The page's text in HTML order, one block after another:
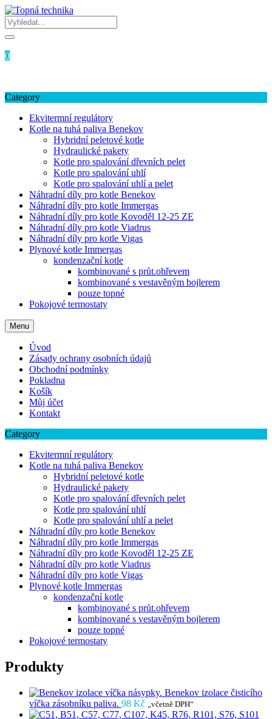
Skip
to
content
0
Category
Ekvitermní regulátory
Kotle na tuhá paliva Benekov
Hybridní peletové kotle
Hydraulické pakety
Kotle pro spalování dřevních pelet
Kotle pro spalování uhlí
Kotle pro spalování uhlí a pelet
Náhradní díly pro kotle Benekov
Náhradní díly pro kotle Immergas
Náhradní díly pro kotle Kovoděl 12-25 ZE
Náhradní díly pro kotle Viadrus
Náhradní díly pro kotle Vigas
Plynové kotle Immergas
kondenzační kotle
kombinované s průt.ohřevem
kombinované s vestavěným bojlerem
pouze topné
Pokojové termostaty
Menu
Úvod
Zásady ochrany osobních údajů
Obchodní podmínky
Pokladna
Košík
Můj účet
Kontakt
Category
Ekvitermní regulátory
Kotle na tuhá paliva Benekov
Hybridní peletové kotle
Hydraulické pakety
Kotle pro spalování dřevních pelet
Kotle pro spalování uhlí
Kotle pro spalování uhlí a pelet
Náhradní díly pro kotle Benekov
Náhradní díly pro kotle Immergas
Náhradní díly pro kotle Kovoděl 12-25 ZE
Náhradní díly pro kotle Viadrus
Náhradní díly pro kotle Vigas
Plynové kotle Immergas
kondenzační kotle
kombinované s průt.ohřevem
kombinované s vestavěným bojlerem
pouze topné
Pokojové termostaty
Produkty
Benekov izolace čisticího
víčka zásobníku paliva. 98 Kč „včetně DPH“